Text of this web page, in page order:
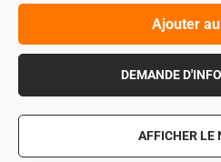
Ajouter
DEMANDE
AFFICHER LE